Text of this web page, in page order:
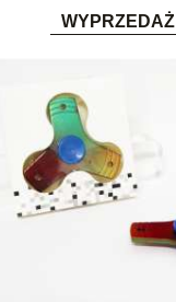
WYPRZEDAŻ